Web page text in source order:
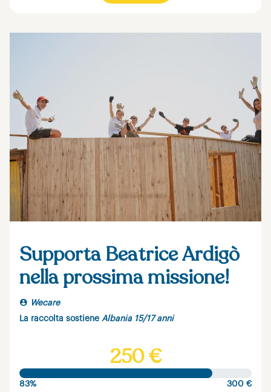
Supporta Beatrice Ardigò
nella prossima missione!
Wecare
La raccolta sostiene Albania 15/17 anni
250 €
83%
300 €